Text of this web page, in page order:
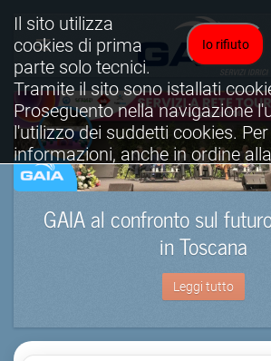
GAIA al confronto sul
in Toscana
Leggi tutto
Io rifiuto
Il sito utilizza
cookies di prima
parte solo tecnici.
Tramite il sito sono istallati
Proseguento nella navigazione
l'utilizzo dei suddetti cookies.
informazioni, anche in ordine
è possibile consultare
completa.
Visualizza informativa